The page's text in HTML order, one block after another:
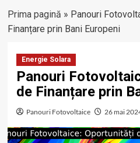
Prima pagină » Panouri
Finanțare prin Bani Europeni
Energie Solara
Panouri
de Finanțare prin
Panouri Fotovoltaice 26 mai